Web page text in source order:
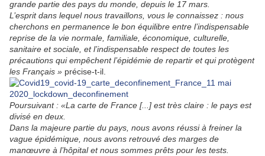
grande partie des pays du monde, depuis le 17 mars.
L’esprit dans lequel nous travaillons, vous le connaissez : nous
cherchons en permanence le bon équilibre entre l’indispensable
reprise de la vie normale, familiale, économique, culturelle,
sanitaire et sociale, et l’indispensable respect de toutes les
précautions qui empêchent l’épidémie de repartir et qui protègent
les Français » précise-t-il.
Poursuivant : «La carte de France [...] est très claire : le pays est
divisé en deux.
Dans la majeure partie du pays, nous avons réussi à freiner la
vague épidémique, nous avons retrouvé des marges de
manœuvre à l’hôpital et nous sommes prêts pour les tests.